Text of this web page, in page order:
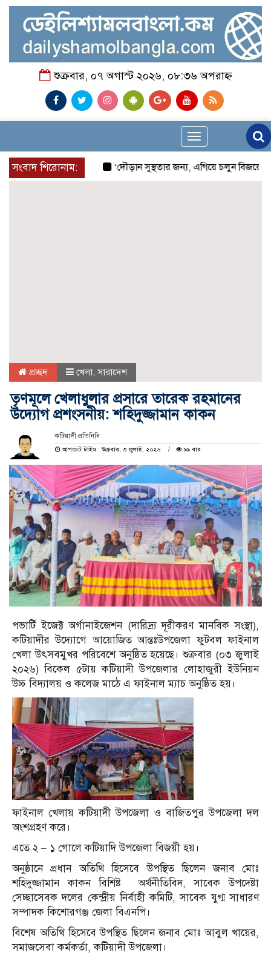
শুক্রবার, ০৭ অগাস্ট ২০২৬, ০৮:৩৬ অপরাহ্ন
Toggle
navigation
সংবাদ শিরোনাম:
‘দৌড়ান সুস্থতার জন্য, এগিয়ে চলুন বিজয়ের
প্রচ্ছদ খেলা,সারাদেশ
তৃণমূলে খেলাধুলার প্রসারে তারেক রহমানের
উদ্যোগ প্রশংসনীয়: শহিদুজ্জামান কাকন
কটিয়াদী প্রতিনিধি
আপডেট টাইম : শুক্রবার, ৩ জুলাই, ২০২৬
৯৯ বার
পভার্টি ইজেক্ট অর্গানাইজেশন (দারিদ্র্য দূরীকরণ মানবিক সংস্থা),
কটিয়াদীর উদ্যোগে আয়োজিত আন্তঃউপজেলা ফুটবল ফাইনাল
খেলা উৎসবমুখর পরিবেশে অনুষ্ঠিত হয়েছে। শুক্রবার (০৩ জুলাই
২০২৬) বিকেল ৫টায় কটিয়াদী উপজেলার লোহাজুরী ইউনিয়ন
উচ্চ বিদ্যালয় ও কলেজ মাঠে এ ফাইনাল ম্যাচ অনুষ্ঠিত হয়।
ফাইনাল খেলায় কটিয়াদী উপজেলা ও বাজিতপুর উপজেলা দল
অংশগ্রহণ করে।
এতে ২ – ১ গোলে কটিয়াদি উপজেলা বিজয়ী হয়।
অনুষ্ঠানে প্রধান অতিথি হিসেবে উপস্থিত ছিলেন জনাব মোঃ
শহিদুজ্জামান কাকন বিশিষ্ট অর্থনীতিবিদ, সাবেক উপদেষ্টা
সেচ্ছাসেবক দলের কেন্দ্রীয় নির্বাহী কমিটি, সাবেক যুগ্ম সাধারণ
সম্পাদক কিশোরগঞ্জ জেলা বিএনপি।
বিশেষ অতিথি হিসেবে উপস্থিত ছিলেন জনাব মোঃ আবুল খায়ের,
সমাজসেবা কর্মকর্তা, কটিয়াদী উপজেলা।